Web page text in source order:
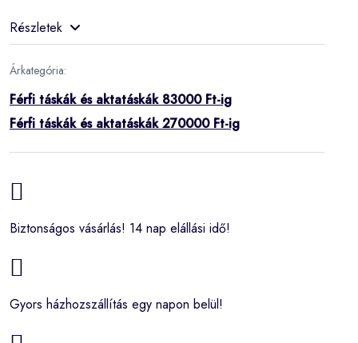
Részletek
Árkategória:
Férfi táskák és aktatáskák 83000 Ft-ig
Férfi táskák és aktatáskák 270000 Ft-ig
Biztonságos vásárlás! 14 nap elállási idő!
Gyors házhozszállítás egy napon belül!